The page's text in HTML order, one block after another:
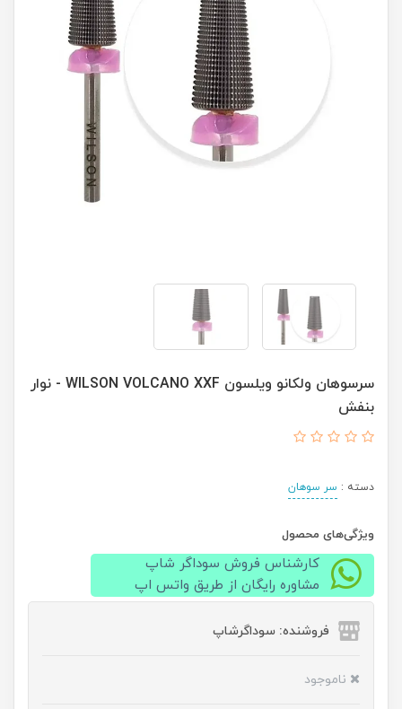
سرسوهان ولکانو ویلسون WILSON VOLCANO XXF - نوار
بنفش
دسته : سر سوهان
ویژگی‌های محصول
کارشناس فروش سوداگر شاپ
مشاوره رایگان از طریق واتس اپ
فروشنده: سوداگرشاپ
ناموجود